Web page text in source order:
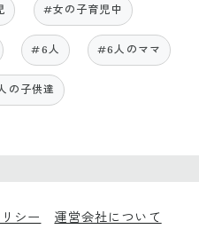
#女の子育児中
#6人 #6人のママ
の子供達
シー 運営会社について